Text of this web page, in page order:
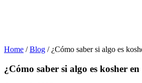
Home / Blog / ¿Cómo saber si algo es
¿Cómo saber si algo es kosher